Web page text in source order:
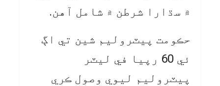
۾ سڌارا شرطن ۾ شامل آهن.
حڪومت پيٽروليم شين تي اڳ
ئي 60 رپيا في ليٽر
پيٽروليم ليوي وصول ڪري